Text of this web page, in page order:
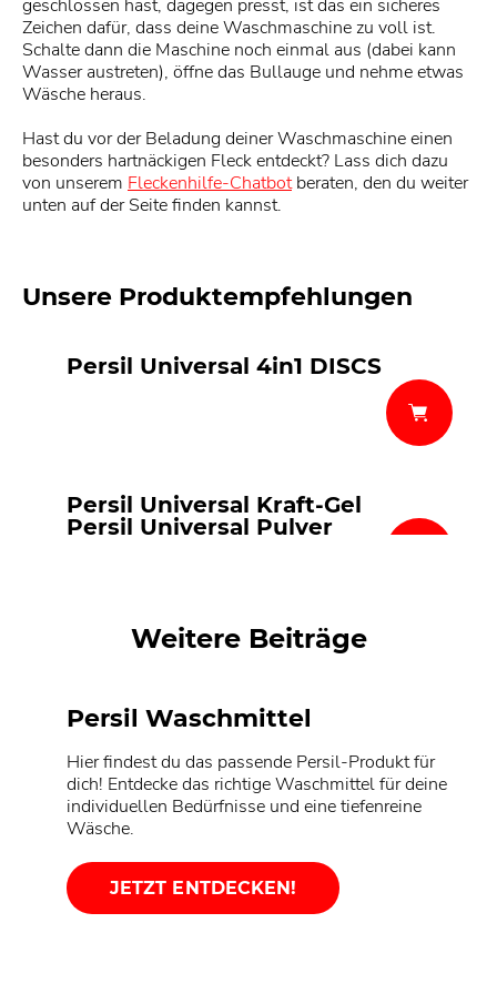
geschlossen hast, dagegen presst, ist das ein sicheres
Zeichen dafür, dass deine Waschmaschine zu voll ist.
Schalte dann die Maschine noch einmal aus (dabei kann
Wasser austreten), öffne das Bullauge und nehme etwas
Wäsche heraus.
Hast du vor der Beladung deiner Waschmaschine einen
besonders hartnäckigen Fleck entdeckt? Lass dich dazu
von unserem Fleckenhilfe-Chatbotberaten, den du weiter
unten auf der Seite finden kannst.
Unsere Produktempfehlungen
Persil Universal 4in1 DISCS
Persil Universal Kraft-Gel
Persil Universal Pulver
Weitere Beiträge
Persil Waschmittel
Hier findest du das passende Persil-Produkt für
dich! Entdecke das richtige Waschmittel für deine
individuellen Bedürfnisse und eine tiefenreine
Wäsche.
JETZT ENTDECKEN!